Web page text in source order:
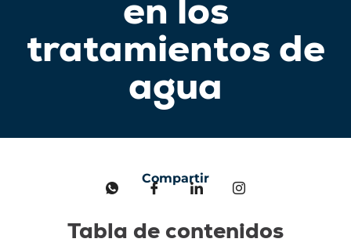
en los
tratamientos de
agua
Compartir
Tabla de contenidos